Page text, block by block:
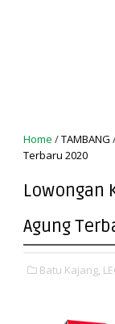
Home /TAMBANG
Terbaru 2020
Lowongan
Agung
Batu Kajang,